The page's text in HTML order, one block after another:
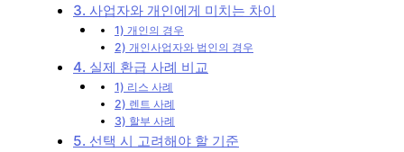
3. 사업자와 개인에게 미치는 차이
1) 개인의 경우
2) 개인사업자와 법인의 경우
4. 실제 환급 사례 비교
1) 리스 사례
2) 렌트 사례
3) 할부 사례
5. 선택 시 고려해야 할 기준